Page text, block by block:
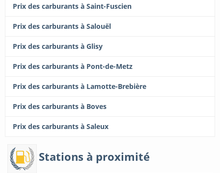
Prix des carburants à Saint-Fuscien
Prix des carburants à Salouël
Prix des carburants à Glisy
Prix des carburants à Pont-de-Metz
Prix des carburants à Lamotte-Brebière
Prix des carburants à Boves
Prix des carburants à Saleux
Stations à proximité